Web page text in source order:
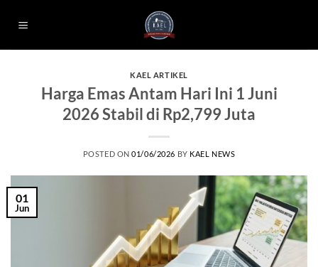
KAEL ARTIKEL
Harga Emas Antam Hari Ini 1 Juni
2026 Stabil di Rp2,799 Juta
POSTED ON01/06/2026 BY KAEL NEWS
01
Jun